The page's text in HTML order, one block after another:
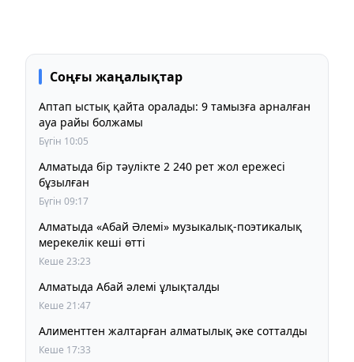
Соңғы жаңалықтар
Аптап ыстық қайта оралады: 9 тамызға арналған
ауа райы болжамы
Бүгін 10:05
Алматыда бір тәулікте 2 240 рет жол ережесі
бұзылған
Бүгін 09:17
Алматыда «Абай Әлемі» музыкалық-поэтикалық
мерекелік кеші өтті
Кеше 23:23
Алматыда Абай әлемі ұлықталды
Кеше 21:47
Алименттен жалтарған алматылық әке сотталды
Кеше 17:33